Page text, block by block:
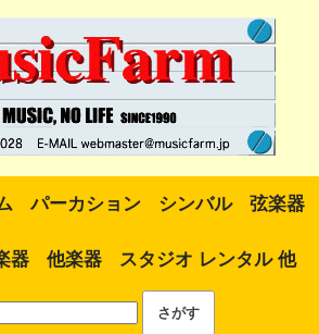
パーカション シンバル 弦楽器
器 他楽器 スタジオ レンタル 他